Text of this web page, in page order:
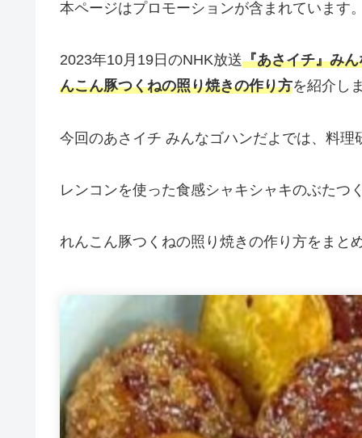
本ページはプロモーションが含まれています
2023年10月19日のNHK放送『あさイチ』み
んこん豚つくねの照り焼きの作り方を紹介し
今回のあさイチ みんなゴハンだよでは、料
レンコンを使った食感シャキシャキのぶたつ
れんこん豚つくねの照り焼きの作り方をまと